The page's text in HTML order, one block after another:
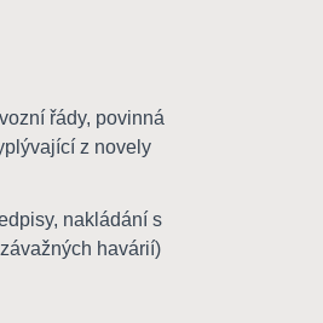
řády, povinná
z novely
nakládání s
havárií)